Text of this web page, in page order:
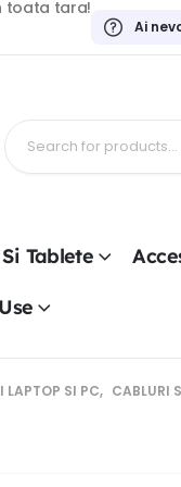
toata tara!
Ai
Tablete
LAPTOP SI PC, CABLURI